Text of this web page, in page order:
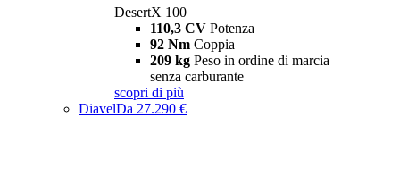
DesertX 100
110,3 CV Potenza
92 Nm Coppia
209 kg Peso in ordine di marcia
senza carburante
scopri di più
DiavelDa 27.290 €